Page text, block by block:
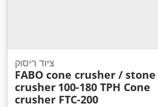
ציוד ריסוק
FABO cone crusher / stone
crusher 100-180 TPH Cone
crusher FTC-200